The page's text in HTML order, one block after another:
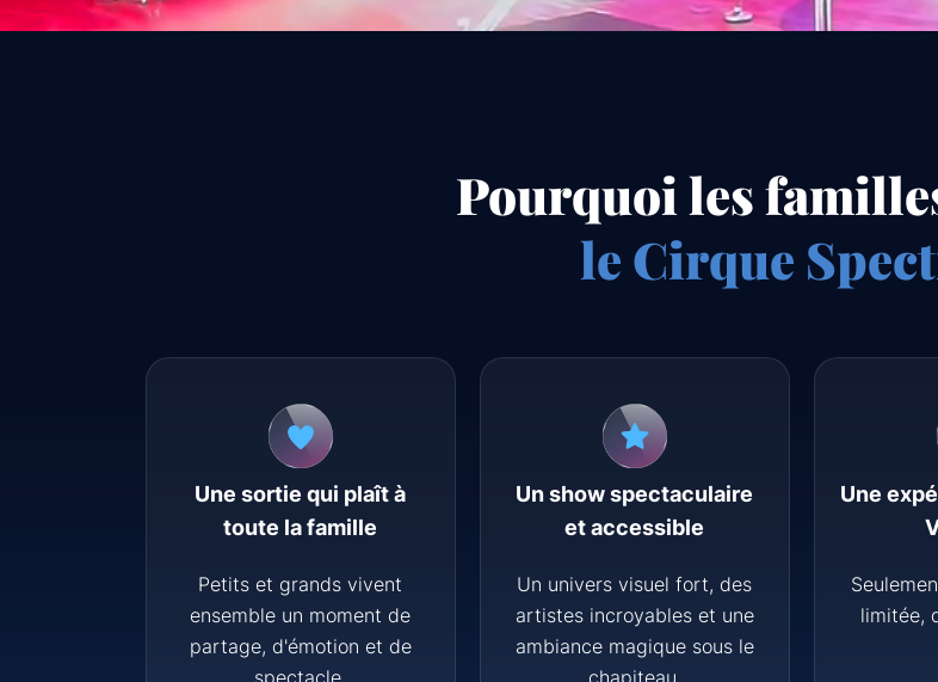
Pourquoi les
le Cirque
Une sortie qui plaît à
toute la famille
Petits et grands vivent
ensemble un moment de
partage, d'émotion et de
Un show spectaculaire
et accessible
Un univers visuel fort, des
artistes incroyables et une
ambiance magique sous le
Une
limitée,